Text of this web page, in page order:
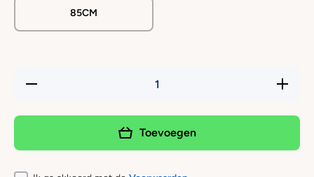
85CM
Hoeveelheid
Verhoog
Toevoegen